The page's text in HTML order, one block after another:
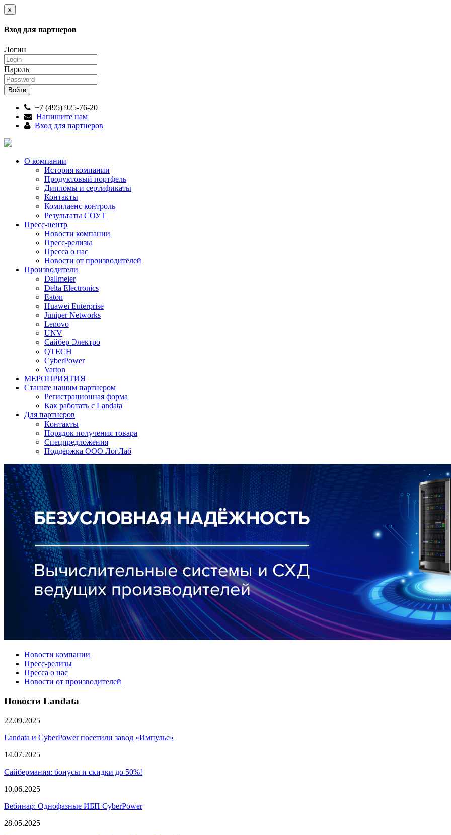
x
Вход для партнеров
Логин
Пароль
+7 (495) 925-76-20
Напишите нам
Вход для партнеров
О компании
История компании
Продуктовый портфель
Дипломы и сертификаты
Контакты
Комплаенс контроль
Результаты СОУТ
Пресс-центр
Новости компании
Пресс-релизы
Пресса о нас
Новости от производителей
Производители
Dallmeier
Delta Electronics
Eaton
Huawei Enterprise
Juniper Networks
Lenovo
UNV
Сайбер Электро
QTECH
CyberPower
Varton
МЕРОПРИЯТИЯ
Станьте нашим партнером
Регистрационная форма
Как работать с Landata
Для партнеров
Кoнтaкты
Порядок получения товара
Спецпредложения
Поддержка ООО ЛогЛаб
Новости компании
Пресс-релизы
Пресса о нас
Новости от производителей
Новости Landata
22.09.2025
Landata и CyberPower посетили завод «Импульс»
14.07.2025
Сайбермания: бонусы и скидки до 50%!
10.06.2025
Вебинар: Однофазные ИБП CyberPower
28.05.2025